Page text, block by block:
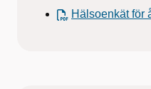
Hälsoenkät för